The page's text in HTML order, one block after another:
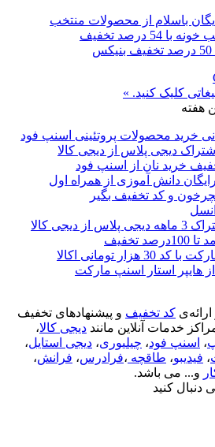
درصد تخفیف
کلیک کنید. »
هفته
دانش آموزی از همراه اول
و کد تخفیف بگیر
تخفیف
تومانی اکالا
هایپر استار اسنپ مارکت
کد تخفیف و پیشنهادهای تخفیف
خدمات آنلاین مانند دیجی کالا،
، اسنپ فود، چیلیوری، دیجی استایل،
، فیدیبو، طاقچه ،فرادرس، فرانش،
و... می باشد.
دنبال کنید